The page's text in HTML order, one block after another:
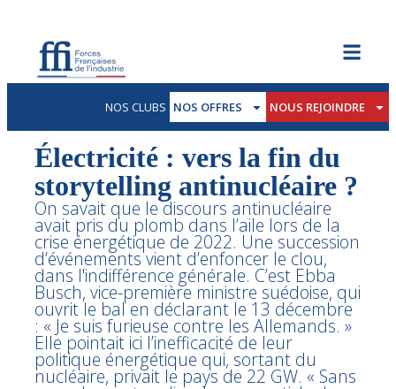
NOS CLUBS NOS OFFRES NOUS REJOINDRE
Électricité : vers la fin du
storytelling antinucléaire ?
On savait que le discours antinucléaire
avait pris du plomb dans l’aile lors de la
crise énergétique de 2022. Une succession
d’événements vient d’enfoncer le clou,
dans l'indifférence générale. C’est Ebba
Busch, vice-première ministre suédoise, qui
ouvrit le bal en déclarant le 13 décembre
: « Je suis furieuse contre les Allemands. »
Elle pointait ici l’inefficacité de leur
politique énergétique qui, sortant du
nucléaire, privait le pays de 22 GW. « Sans